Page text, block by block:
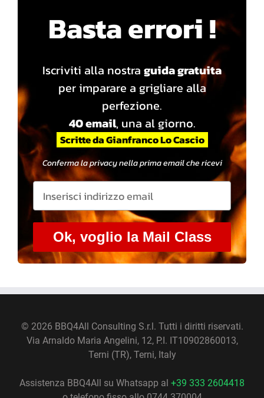
Basta errori !
Iscriviti alla nostra guida gratuita
per imparare a grigliare alla
perfezione.
40 email, una al giorno.
Scritte da Gianfranco Lo Cascio
Conferma la privacy nella prima email che ricevi
Ok, voglio la Mail Class
© 2026 BBQ4All Consulting S.r.l. Tutti i diritti riservati.
Via Arnaldo Maria Angelini, 12, P.I. IT10902860013,
Terni (TR), Terni, Italy
Assistenza BBQ4All su Whatsapp al +39 333 2604418